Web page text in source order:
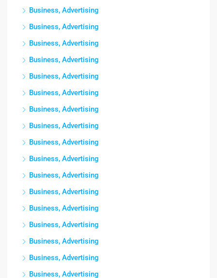
Business, Advertising
Business, Advertising
Business, Advertising
Business, Advertising
Business, Advertising
Business, Advertising
Business, Advertising
Business, Advertising
Business, Advertising
Business, Advertising
Business, Advertising
Business, Advertising
Business, Advertising
Business, Advertising
Business, Advertising
Business, Advertising
Business, Advertising